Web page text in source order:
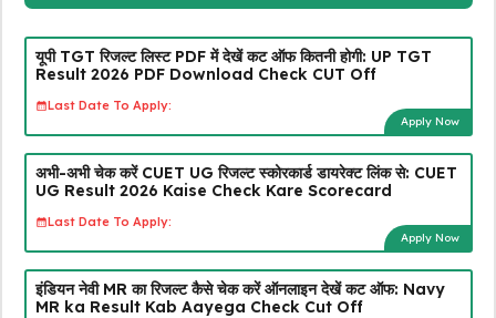
यूपी TGT रिजल्ट लिस्ट PDF में देखें कट ऑफ कितनी होगी: UP TGT
Result 2026 PDF Download Check CUT Off
Last Date To Apply:
Apply Now
अभी-अभी चेक करें CUET UG रिजल्ट स्कोरकार्ड डायरेक्ट लिंक से: CUET
UG Result 2026 Kaise Check Kare Scorecard
Last Date To Apply:
Apply Now
इंडियन नेवी MR का रिजल्ट कैसे चेक करें ऑनलाइन देखें कट ऑफ: Navy
MR ka Result Kab Aayega Check Cut Off